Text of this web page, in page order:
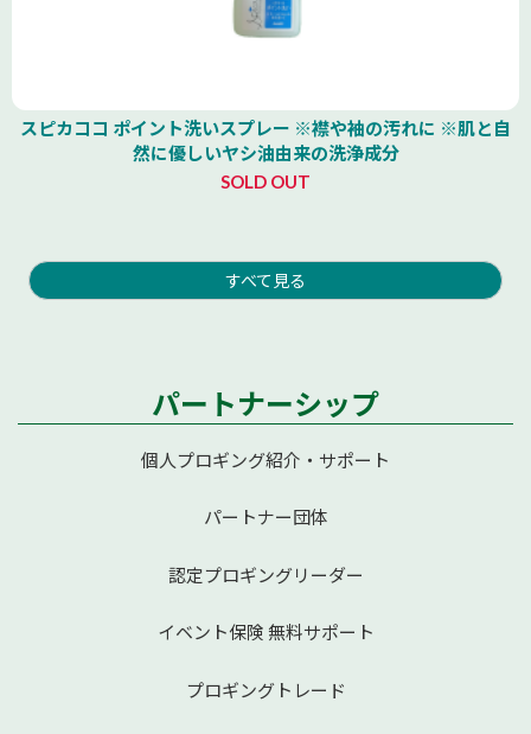
スピカココ ポイント洗いスプレー ※襟や袖の汚れに ※肌と自
然に優しいヤシ油由来の洗浄成分
SOLD OUT
すべて見る
パートナーシップ
個人プロギング紹介・サポート
パートナー団体
認定プロギングリーダー
イベント保険 無料サポート
プロギングトレード